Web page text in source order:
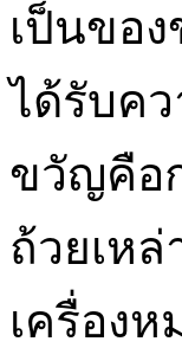
เป็นขอ
ได้รับค
ขวัญคือ
ถ้วยเห
เครื่อง